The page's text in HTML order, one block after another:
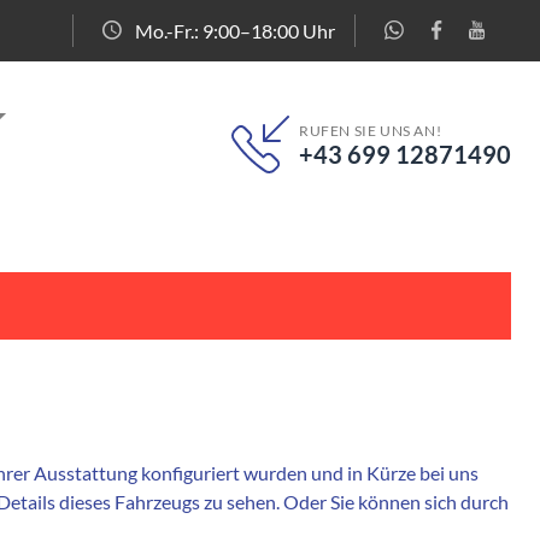
Mo.-Fr.: 9:00–18:00 Uhr
RUFEN SIE UNS AN!
+43 699 12871490
Ausstattung konfiguriert wurden und in Kürze bei uns
dieses Fahrzeugs zu sehen. Oder Sie können sich durch